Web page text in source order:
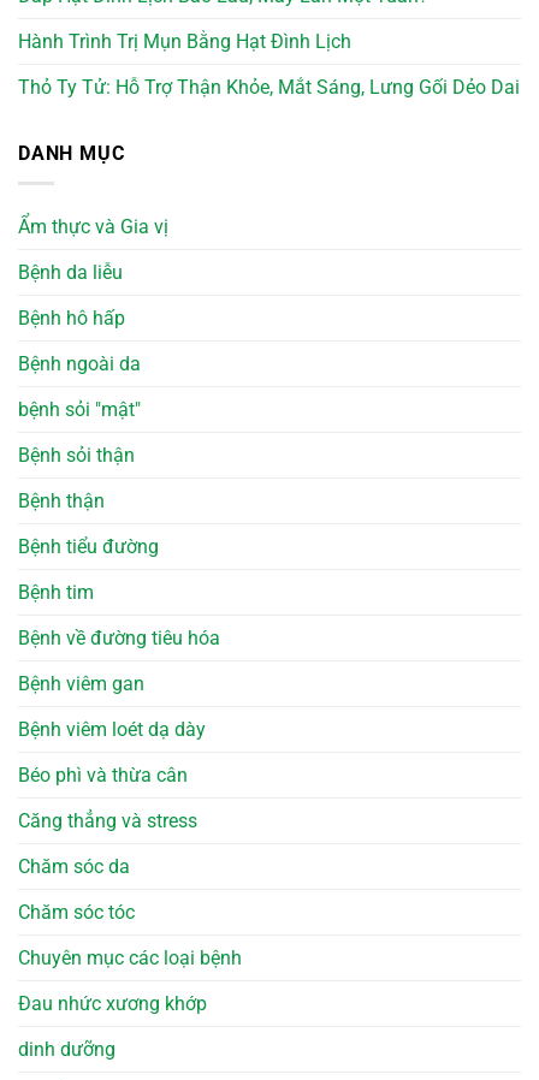
Hành Trình Trị Mụn Bằng Hạt Đình Lịch
Thỏ Ty Tử: Hỗ Trợ Thận Khỏe, Mắt Sáng, Lưng Gối Dẻo Dai
DANH MỤC
Ẩm thực và Gia vị
Bệnh da liễu
Bệnh hô hấp
Bệnh ngoài da
bệnh sỏi "mật"
Bệnh sỏi thận
Bệnh thận
Bệnh tiểu đường
Bệnh tim
Bệnh về đường tiêu hóa
Bệnh viêm gan
Bệnh viêm loét dạ dày
Béo phì và thừa cân
Căng thẳng và stress
Chăm sóc da
Chăm sóc tóc
Chuyên mục các loại bệnh
Đau nhức xương khớp
dinh dưỡng